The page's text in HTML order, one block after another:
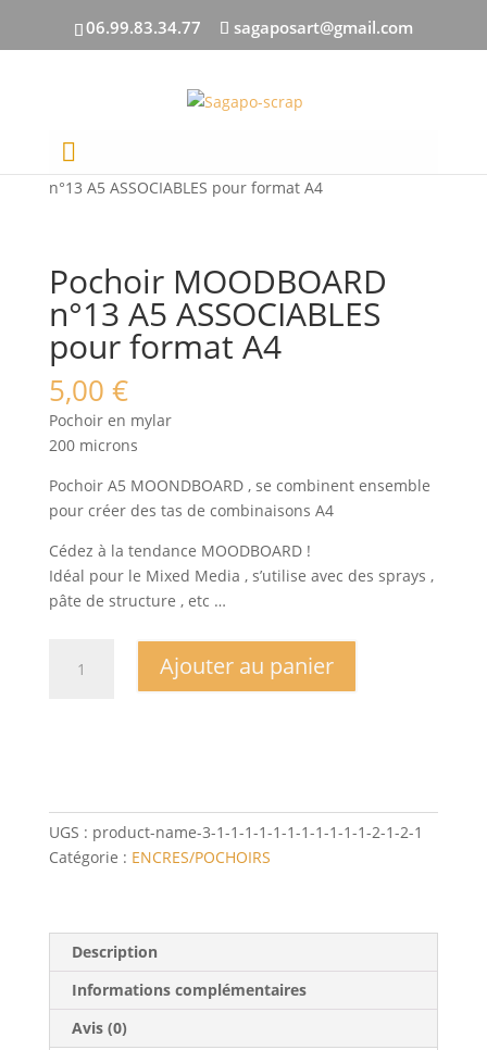
06.99.83.34.77 sagaposart@gmail.com
Accueil
n°13 A5 ASSOCIABLES pour format A4
Pochoir MOODBOARD
n°13 A5 ASSOCIABLES
pour format A4
5,00 €
Pochoir en mylar
200 microns
Pochoir A5 MOONDBOARD , se combinent ensemble
pour créer des tas de combinaisons A4
Cédez à la tendance MOODBOARD !
Idéal pour le Mixed Media , s’utilise avec des sprays ,
pâte de structure , etc …
pour
format
Ajouter au panier
UGS : product-name-3-1-1-1-1-1-1-1-1-1-1-1-2-1-2-1
Catégorie : ENCRES/POCHOIRS
Description
Informations complémentaires
Avis (0)